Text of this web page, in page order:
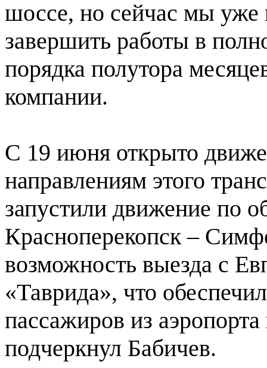
шоссе, но сейчас мы уже
завершить работы в
порядка полутора
компании.
С 19 июня открыто
направлениям этого
запустили движение по
Красноперекопск –
возможность выезда с
«Таврида», что
пассажиров из
подчеркнул Бабичев.